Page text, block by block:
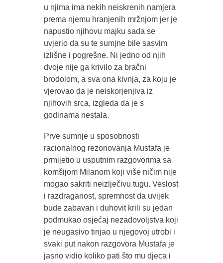
u njima ima nekih neiskrenih namjera
prema njemu hranjenih mržnjom jer je
napustio njihovu majku sada se
uvjerio da su te sumjne bile sasvim
izlišne i pogrešne. Ni jedno od njih
dvoje nije ga krivilo za bračni
brodolom, a sva ona kivnja, za koju je
vjerovao da je neiskorjenjiva iz
njihovih srca, izgleda da je s
godinama nestala.
Prve sumnje u sposobnosti
racionalnog rezonovanja Mustafa je
prmijetio u usputnim razgovorima sa
komšijom Milanom koji više ničim nije
mogao sakriti neizlječivu tugu. Veslost
i razdraganost, spremnost da uvijek
bude zabavan i duhovit krili su jedan
podmukao osjećaj nezadovoljstva koji
je neugasivo tinjao u njegovoj utrobi i
svaki put nakon razgovora Mustafa je
jasno vidio koliko pati što mu djeca i